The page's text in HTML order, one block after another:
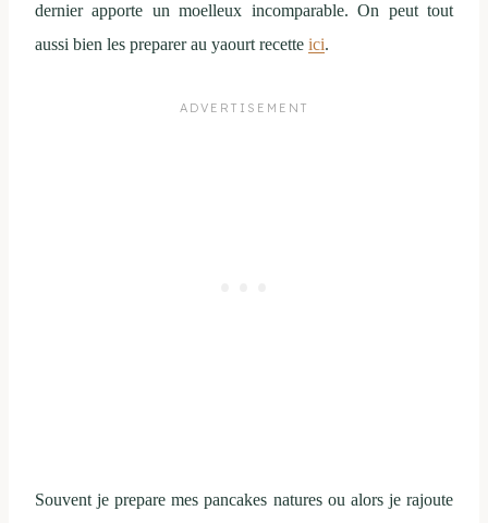
dernier apporte un moelleux incomparable. On peut tout
aussi bien les preparer au yaourt recette ici.
Souvent je prepare mes pancakes natures ou alors je rajoute